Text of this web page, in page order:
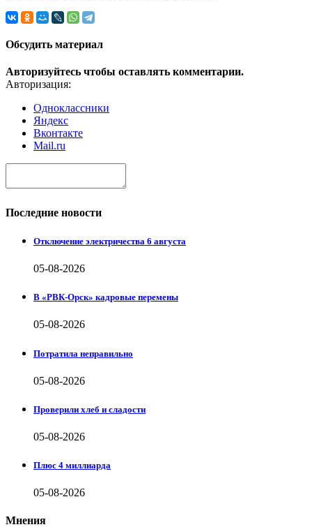
Обсудить материал
Авторизуйтесь чтобы оставлять комментарии.
Авторизация:
Одноклассники
Яндекс
Вконтакте
Mail.ru
Последние новости
Отключение электричества 6 августа
05-08-2026
В «РВК-Орск» кадровые перемены
05-08-2026
Потратила неправильно
05-08-2026
Проверили хлеб и сладости
05-08-2026
Плюс 4 миллиарда
05-08-2026
Мнения